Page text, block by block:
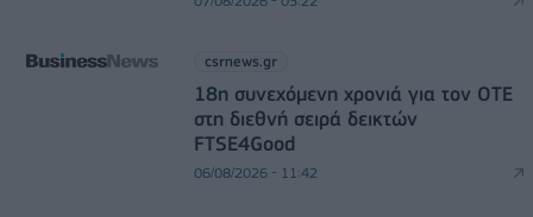
csrnews.gr
18η συνεχόμενη χρονιά για τον ΟΤΕ
στη διεθνή σειρά δεικτών
FTSE4Good
06/08/2026 - 11:42